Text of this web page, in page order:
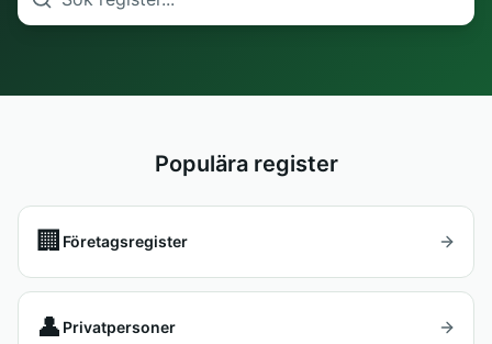
Populära register
🏢 Företagsregister
👤 Privatpersoner